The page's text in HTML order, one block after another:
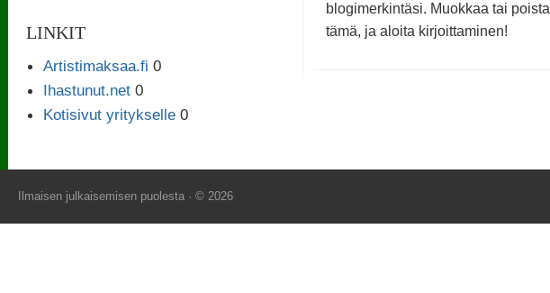
blogimerkintäsi. Muokkaa tai poista
tämä, ja aloita kirjoittaminen!
LINKIT
Artistimaksaa.fi 0
Ihastunut.net 0
Kotisivut yritykselle 0
Ilmaisen julkaisemisen puolesta · © 2026